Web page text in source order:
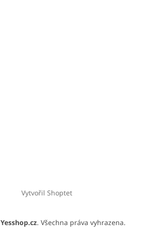
Vytvořil Shoptet
Yesshop.cz. Všechna práva vyhrazena.